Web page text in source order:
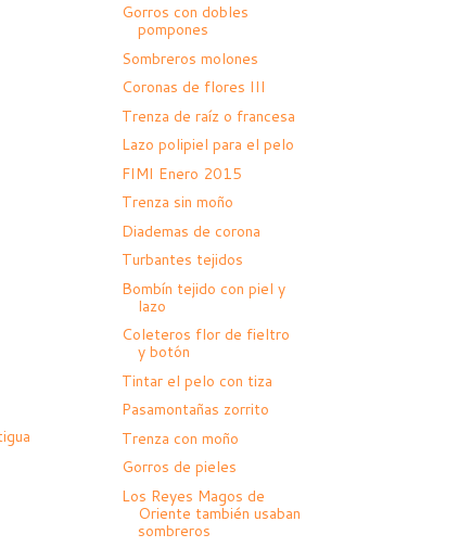
Gorros con dobles
pompones
Sombreros molones
Coronas de flores III
Trenza de raíz o francesa
Lazo polipiel para el pelo
FIMI Enero 2015
Trenza sin moño
Diademas de corona
Turbantes tejidos
Bombín tejido con piel y
lazo
Coleteros flor de fieltro
y botón
Tintar el pelo con tiza
Pasamontañas zorrito
Trenza con moño
Gorros de pieles
Los Reyes Magos de
Oriente también usaban
sombreros